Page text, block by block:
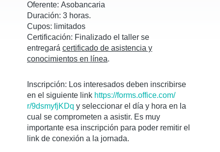
Oferente: Asobancaria
Duración: 3 horas.
Cupos: limitados
Certificación: Finalizado el taller se
entregará certificado de asistencia y
conocimientos en línea.
Inscripción: Los interesados deben inscribirse
en el siguiente link https://forms.office.com/
r/9dsmyfjKDq y seleccionar el día y hora en la
cual se comprometen a asistir. Es muy
importante esa inscripción para poder remitir el
link de conexión a la jornada.